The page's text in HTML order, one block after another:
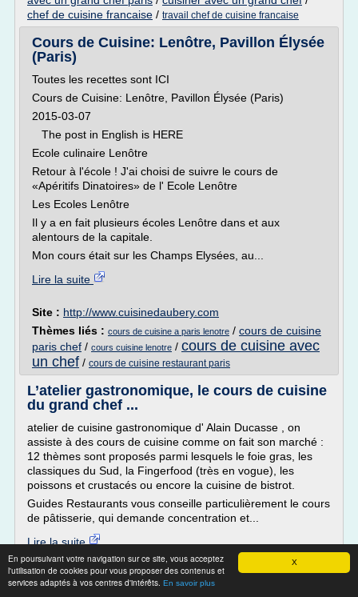
X
En poursuivant votre navigation sur ce site, vous acceptez
l'utilisation de cookies pour vous proposer des contenus et
services adaptés à vos centres d'intérêts. En savoir plus
chef de cuisine francaise / travail chef de cuisine francaise
Cours de Cuisine: Lenôtre, Pavillon Élysée
(Paris)
Toutes les recettes sont ICI
Cours de Cuisine: Lenôtre, Pavillon Élysée (Paris)
2015-03-07
The post in English is HERE
Ecole culinaire Lenôtre
Retour à l'école ! J'ai choisi de suivre le cours de
«Apéritifs Dinatoires» de l' Ecole Lenôtre
Les Ecoles Lenôtre
Il y a en fait plusieurs écoles Lenôtre dans et aux
alentours de la capitale.
Mon cours était sur les Champs Elysées, au...
Lire la suite
Site : http://www.cuisinedaubery.com
Thèmes liés : cours de cuisine a paris lenotre / cours de cuisine
paris chef / cours cuisine lenotre / cours de cuisine avec
un chef / cours de cuisine restaurant paris
L’atelier gastronomique, le cours de cuisine
du grand chef ...
atelier de cuisine gastronomique d' Alain Ducasse , on
assiste à des cours de cuisine comme on fait son marché :
12 thèmes sont proposés parmi lesquels le foie gras, les
classiques du Sud, la Fingerfood (très en vogue), les
poissons et crustacés ou encore la cuisine de bistrot.
Guides Restaurants vous conseille particulièrement le cours
de pâtisserie, qui demande concentration et...
Lire la suite
Site :http://www.guides-restaurants.fr